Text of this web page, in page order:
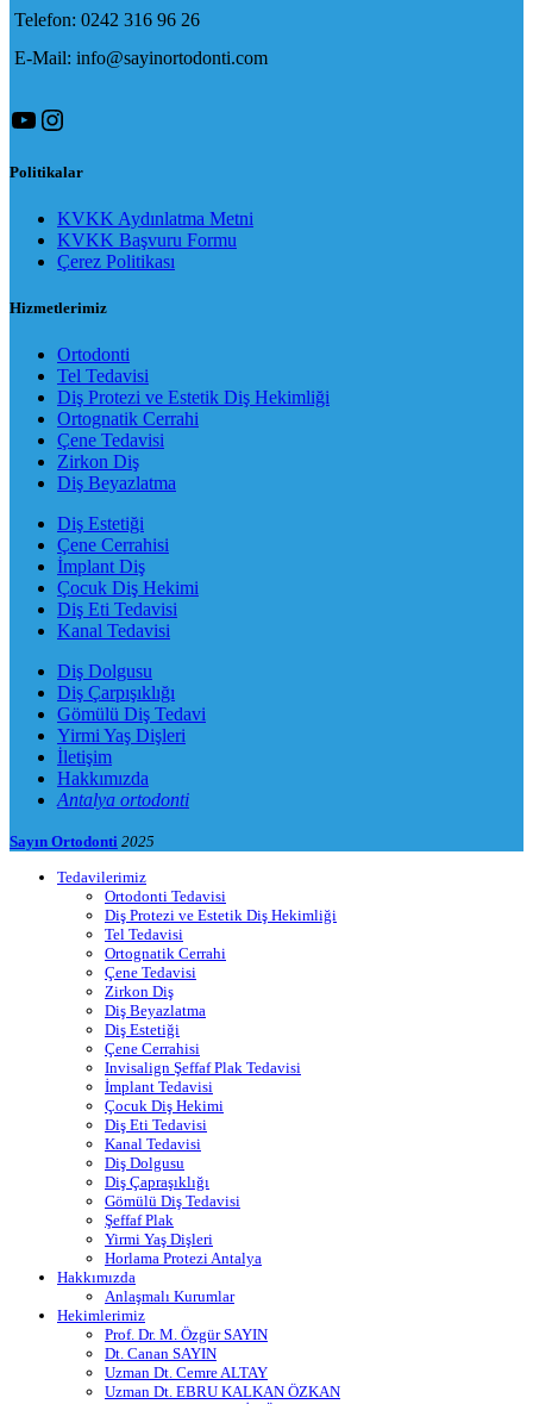
Telefon: 0242 316 96 26
E-Mail: info@sayinortodonti.com
YouTube
Instagram
Politikalar
KVKK Aydınlatma Metni
KVKK Başvuru Formu
Çerez Politikası
Hizmetlerimiz
Ortodonti
Tel Tedavisi
Diş Protezi ve Estetik Diş Hekimliği
Ortognatik Cerrahi
Çene Tedavisi
Zirkon Diş
Diş Beyazlatma
Diş Estetiği
Çene Cerrahisi
İmplant Diş
Çocuk Diş Hekimi
Diş Eti Tedavisi
Kanal Tedavisi
Diş Dolgusu
Diş Çarpışıklığı
Gömülü Diş Tedavi
Yirmi Yaş Dişleri
İletişim
Hakkımızda
Antalya ortodonti
Sayın Ortodonti 2025
Tedavilerimiz
Ortodonti Tedavisi
Diş Protezi ve Estetik Diş Hekimliği
Tel Tedavisi
Ortognatik Cerrahi
Çene Tedavisi
Zirkon Diş
Diş Beyazlatma
Diş Estetiği
Çene Cerrahisi
Invisalign Şeffaf Plak Tedavisi
İmplant Tedavisi
Çocuk Diş Hekimi
Diş Eti Tedavisi
Kanal Tedavisi
Diş Dolgusu
Diş Çapraşıklığı
Gömülü Diş Tedavisi
Şeffaf Plak
Yirmi Yaş Dişleri
Horlama Protezi Antalya
Hakkımızda
Anlaşmalı Kurumlar
Hekimlerimiz
Prof. Dr. M. Özgür SAYIN
Dt. Canan SAYIN
Uzman Dt. Cemre ALTAY
Uzman Dt. EBRU KALKAN ÖZKAN